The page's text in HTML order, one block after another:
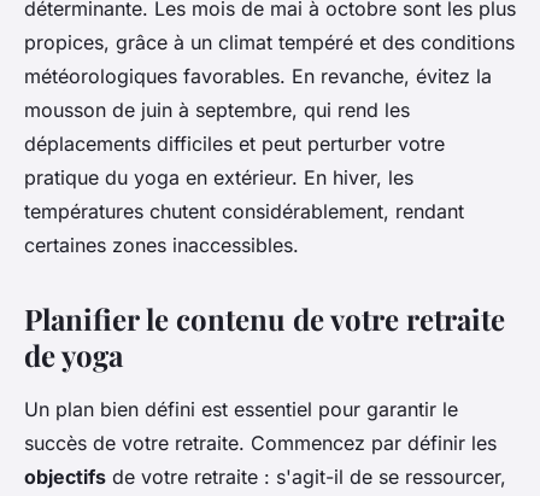
déterminante. Les mois de mai à octobre sont les plus
propices, grâce à un climat tempéré et des conditions
météorologiques favorables. En revanche, évitez la
mousson de juin à septembre, qui rend les
déplacements difficiles et peut perturber votre
pratique du yoga en extérieur. En hiver, les
températures chutent considérablement, rendant
certaines zones inaccessibles.
Planifier le contenu de votre retraite
de yoga
Un plan bien défini est essentiel pour garantir le
succès de votre retraite. Commencez par définir les
objectifs de votre retraite : s'agit-il de se ressourcer,